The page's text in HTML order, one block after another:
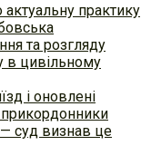
практику
та розгляду
в цивільному
і оновлені
прикордонники
суд визнав це